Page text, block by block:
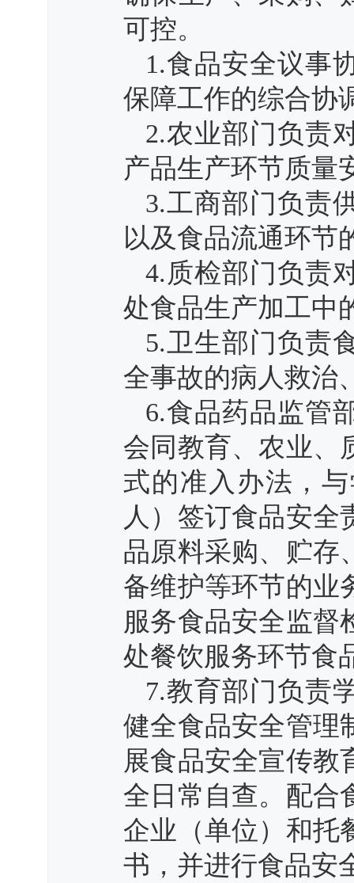
可控。
1.食品安全议事
保障工作的综合协
2.农业部门负责
产品生产环节质量
3.工商部门负责
以及食品流通环节
4.质检部门负责
处食品生产加工中
5.卫生部门负责
全事故的病人救治
6.食品药品监管
会同教育、农业、
式的准入办法，
人）签订食品安全
品原料采购、贮存
备维护等环节的业
服务食品安全监督
处餐饮服务环节食
7.教育部门负责
健全食品安全管理
展食品安全宣传教
全日常自查。配合
企业（单位）和托
书，并进行食品安